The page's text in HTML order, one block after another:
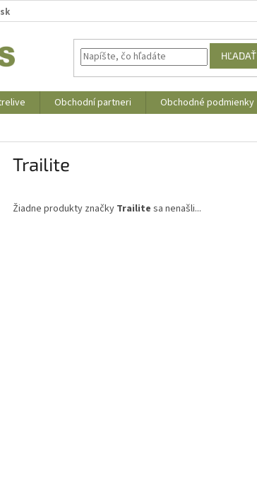
HĽADAŤ
Obchodní partneri
Obchodné podmienky
Trailite
Žiadne produkty značky Trailite sa nenašli...